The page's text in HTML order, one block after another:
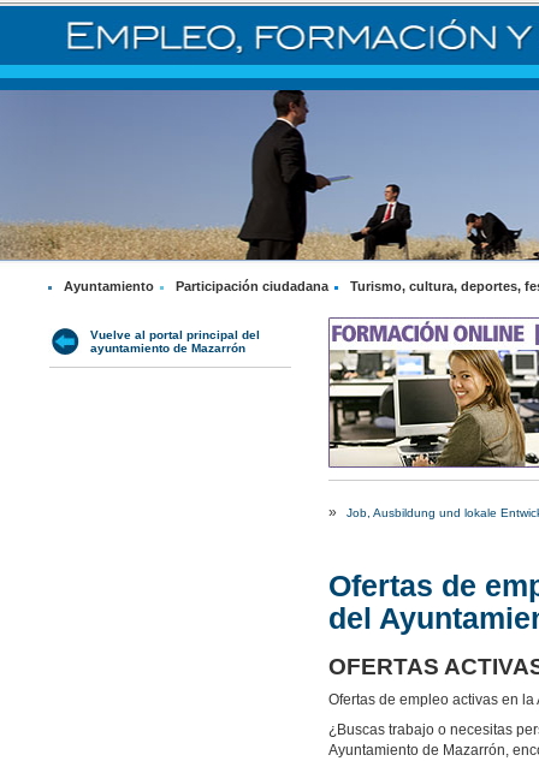
Ayuntamiento Participación ciudadana Turismo, cultura, deportes,
Vuelve al portal principal del
ayuntamiento de Mazarrón
» Job, Ausbildung und lokale
Ofertas de
del
OFERTAS
Ofertas de empleo activas en
¿Buscas trabajo o necesitas
Ayuntamiento de Mazarrón,